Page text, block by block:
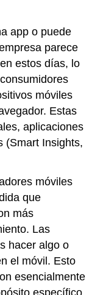
app o puede
parece
estos días, lo
móviles
Estas
aplicaciones
(Smart Insights,
móviles
que
más
Las
hacer algo o
el móvil. Esto
esencialmente